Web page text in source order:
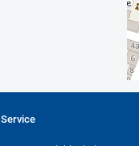
Service